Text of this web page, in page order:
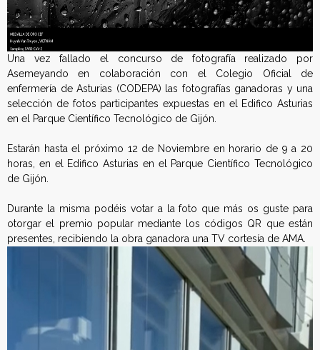
Una vez fallado el concurso de fotografía realizado por
Asemeyando en colaboración con el Colegio Oficial de
enfermería de Asturias (CODEPA) las fotografías ganadoras y una
selección de fotos participantes expuestas en el Edifico Asturias
en el Parque Científico Tecnológico de Gijón.
Estarán hasta el próximo 12 de Noviembre en horario de 9 a 20
horas, en el Edifico Asturias en el Parque Científico Tecnológico
de Gijón.
Durante la misma podéis votar a la foto que más os guste para
otorgar el premio popular mediante los códigos QR que están
presentes, recibiendo la obra ganadora una TV cortesía de AMA.